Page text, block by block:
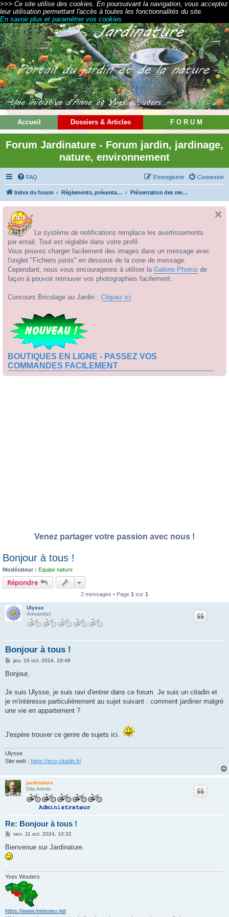
>>> Ce site utilise des cookies. En poursuivant la navigation, vous acceptez
leur utilisation permettant l'accès à toutes les fonctionnalités du site.
En savoir plus et paramétrer vos cookies
Accueil Dossiers & Articles F O R U M
Forum Jardinature - Forum jardin, jardinage,
nature, environnement
FAQ Connexion
S’enregistrer
Index du forum Règlements, présentations et modes d'emploi Présentation des membres
Le système de notifications remplace les avertissements
par email. Tout est réglable dans votre profil.
Vous pouvez charger facilement des images dans un message avec
l'onglet "Fichiers joints" en dessous de la zone de message.
Cependant, nous vous encourageons à utiliser la Galerie Photos de
façon à pouvoir retrouver vos photographies facilement.
Concours Bricolage au Jardin : Cliquez ici
BOUTIQUES EN LIGNE - PASSEZ VOS
COMMANDES FACILEMENT
Venez partager votre passion avec nous !
Bonjour à tous !
Modérateur : Equipe nature
Répondre
2 messages • Page 1 sur 1
Ulysse
Arrivant(e)
Bonjour à tous !
M
s
g
jeu. 10 oct. 2024, 19:48
Bonjour,
Je suis Ulysse, je suis ravi d'entrer dans ce forum. Je suis un citadin et
je m'intéresse particulièrement au sujet suivant : comment jardiner malgré
une vie en appartement ?
J'espère trouver ce genre de sujets ici.
Ulysse
Site web : https://eco-citadin.fr/
jardinature
Site Admin
Re: Bonjour à tous !
M
s
a
ven. 11 oct. 2024, 10:32
Bienvenue sur Jardinature.
Yves Wouters
https://www.meteoeu.net